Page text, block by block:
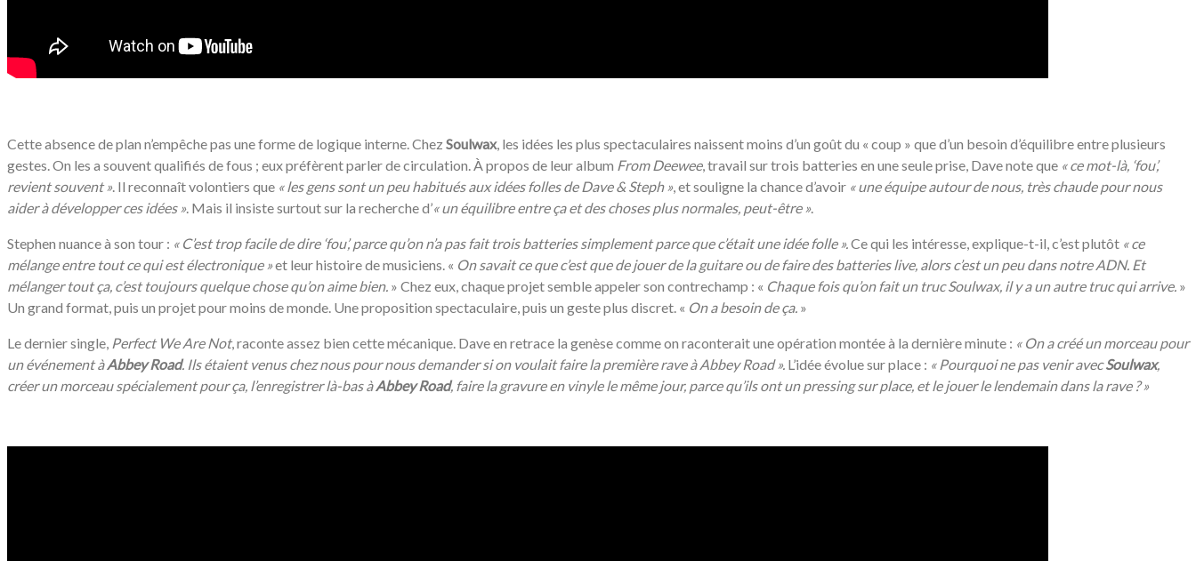
Cette absence de plan n’empêche pas une forme de logique interne. Chez Soulwax, les idées les plus spectaculaires naissent moins d’un goût du « coup » que d’un besoin d’équilibre entre plusieurs
gestes. On les a souvent qualifiés de fous ; eux préfèrent parler de circulation. À propos de leur album From Deewee, travail sur trois batteries en une seule prise, Dave note que «ce mot-là, ‘fou’,
revient souvent ». Il reconnaît volontiers que «les gens sont un peu habitués aux idées folles de Dave & Steph », et souligne la chance d’avoir «une équipe autour de nous, très chaude pour nous
aider à développer ces idées ». Mais il insiste surtout sur la recherche d’«un équilibre entre ça et des choses plus normales, peut-être ».
Stephen nuance à son tour : « C’est trop facile de dire ‘fou’, parce qu’on n’a pas fait trois batteries simplement parce que c’était une idée folle ».Ce qui les intéresse, explique-t-il, c’est plutôt «ce
mélange entre tout ce qui est électronique »et leur histoire de musiciens. « On savait ce que c’est que de jouer de la guitare ou de faire des batteries live, alors c’est un peu dans notre ADN. Et
mélanger tout ça, c’est toujours quelque chose qu’on aime bien. » Chez eux, chaque projet semble appeler son contrechamp : « Chaque fois qu’on fait un truc Soulwax, il y a un autre truc qui arrive. »
Un grand format, puis un projet pour moins de monde. Une proposition spectaculaire, puis un geste plus discret. « On a besoin de ça. »
Le dernier single, Perfect We Are Not, raconte assez bien cette mécanique. Dave en retrace la genèse comme on raconterait une opération montée à la dernière minute : « On a créé un morceau pour
un événement àAbbey Road. Ils étaient venus chez nous pour nous demander si on voulait faire la première rave à Abbey Road ». L’idée évolue sur place : « Pourquoi ne pas venir avecSoulwax,
créer un morceau spécialement pour ça, l’enregistrer là-bas àAbbey Road, faire la gravure en vinyle le même jour, parce qu’ils ont un pressing sur place, et le jouer le lendemain dans la rave ? »